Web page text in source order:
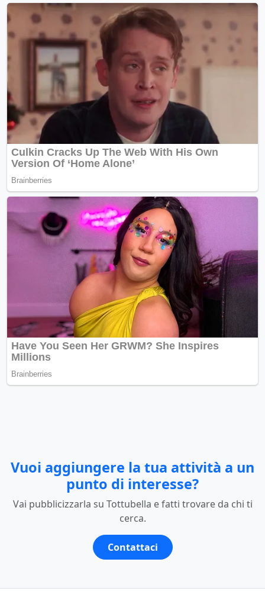
Vuoi aggiungere la tua attività a un
punto di interesse?
Vai pubblicizzarla su Tottubella e fatti trovare da chi ti
cerca.
Contattaci